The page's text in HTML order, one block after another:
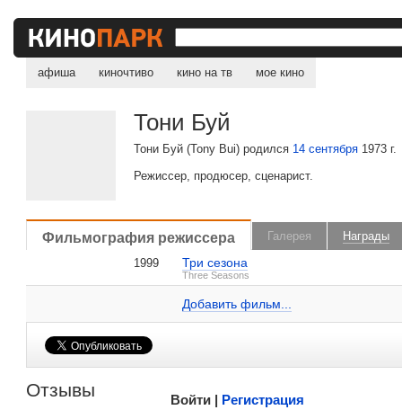
афиша киночтиво кино на тв мое кино
Тони Буй
Тони Буй (Tony Bui) родился 14 сентября 1973 г.
Режиссер, продюсер, сценарист.
Фильмография режиссера Галерея
Награды
1999
Три сезона
Three Seasons
Добавить фильм...
Участник конкурсной программы,
Тони Буй на IMDB.com
Отзывы Войти | Регистрация